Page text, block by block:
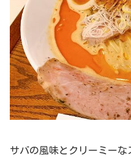
サバの風味とクリーミー